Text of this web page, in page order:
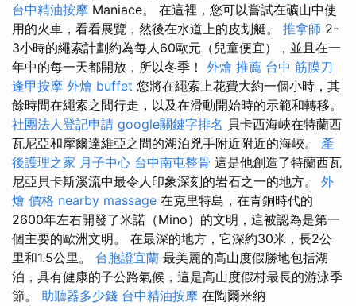
台中精油按摩 Maniace。 在這裡，您可以嘗試在礦山中使
用的火車，看看展覽，然後在水道上的皮划艇。 推拿師 2-
3小時的繩索計劃約為每人60歐元（兒童便宜），並且在一
年中的每一天都開放，所以冬季！ 外燴 推薦 台中 筋膜刀
逢甲按摩 外燴 buffet 您將在繩索上花費大約一個小時，其
餘時間在繩索之間行走，以及在滑動開始時的示範和轉移。
社團法人登記申請 google關鍵字排名 貝卡西海峽在特蘭西
瓦尼亞和摩爾達維亞之間的湖泊兇手附近附近的海峽。 產
後護理之家 月子中心 台中南屯整骨 這是他創造了特蘭西瓦
尼亞貝卡斯溪流中最令人印象深刻的岩石之一的地方。 外
燴 價格 nearby massage 在克里特島，在青銅時代的
2600年左右開發了米諾（Mino）的文明，這被認為是第一
個主要的歐洲文明。 在最深的地方，它深約30米，長2公
里和1.5公里。 台胞證宜蘭 最美麗的高山度假勝地包括湖
泊，具有健康的子公路氣候，這是高山度假村最長的游泳季
節。 助聽器多少錢 台中精油按摩 在陶爾米納